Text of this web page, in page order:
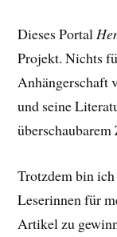
Dieses Portal
Projekt. Nichts
Anhängerschaft
und seine
überschaubarem
Trotzdem bin ich
Leserinnen für
Artikel zu